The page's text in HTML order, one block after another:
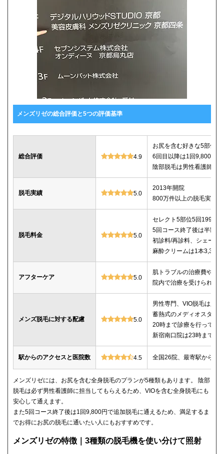
メンズリゼの総合評価と5つの評価基準
総合評価 4.9
お尻を含む好きな5部位
6回目以降は1回9,800円
陰部脱毛は男性看護師が
脱毛実績 5.0
2013年開院
800万件以上の脱毛実績
脱毛料金 5.0
セレクト5部位5回
5回コース終了後は半額
初診料/再診料、シェービ
麻酔クリームは1本3,300
アフターケア 5.0
肌トラブルの治療費や薬
院内で治療を受けられる
メンズ脱毛に対する配慮 5.0
男性専門、VIO脱毛は必
蓄熱式のメディオスター
20時まで診療を行ってい
新宿南口院は23時までの
駅からのアクセスと医院数 4.5 全国26院、最寄駅から徒
メンズリゼには、お尻を含む全身脱毛のプランが5種類もあります。 陰部
脱毛は必ず男性看護師に担当してもらえるため、VIOを含む全身脱毛にも
安心して通えます。
また5回コース終了後は1回9,800円で追加脱毛に通えるため、満足するま
でお得にお尻の脱毛に通いたい人にもおすすめです。
メンズリゼの特徴｜3種類の脱毛機を使い分けて照射